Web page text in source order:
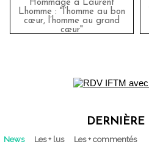
Hommage à Laurent
Lhomme : "l’homme au bon
cœur, l’homme au grand
cœur"
DERNIÈRE
News Les + lus Les + commentés